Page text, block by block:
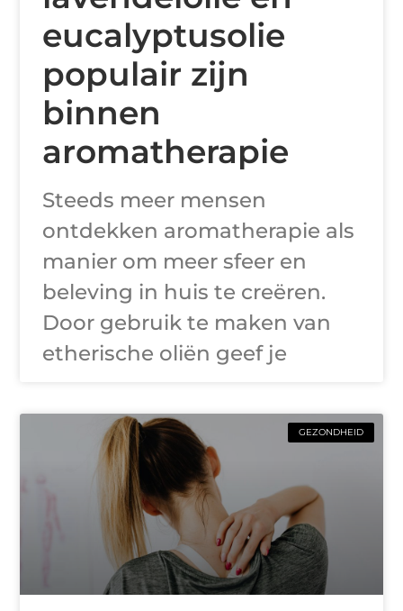
eucalyptusolie
populair zijn
binnen
aromatherapie
Steeds meer mensen
ontdekken aromatherapie als
manier om meer sfeer en
beleving in huis te creëren.
Door gebruik te maken van
etherische oliën geef je
GEZONDHEID